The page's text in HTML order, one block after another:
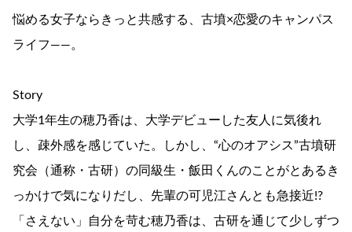
悩める女子ならきっと共感する、古墳×恋愛のキャンパス
ライフ――。
Story
大学1年生の穂乃香は、大学デビューした友人に気後れ
し、疎外感を感じていた。しかし、“心のオアシス”古墳研
究会（通称・古研）の同級生・飯田くんのことがとあるき
っかけで気になりだし、先輩の可児江さんとも急接近!?
「さえない」自分を苛む穂乃香は、古研を通じて少しずつ